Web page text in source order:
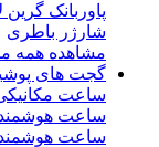
پاوربانک گرین
شارژر باطری
مشاهده همه
گجت های
ساعت
ساعت
ساعت